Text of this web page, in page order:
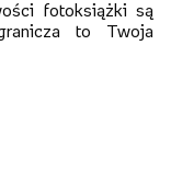
fotoksiążki są
to Twoja